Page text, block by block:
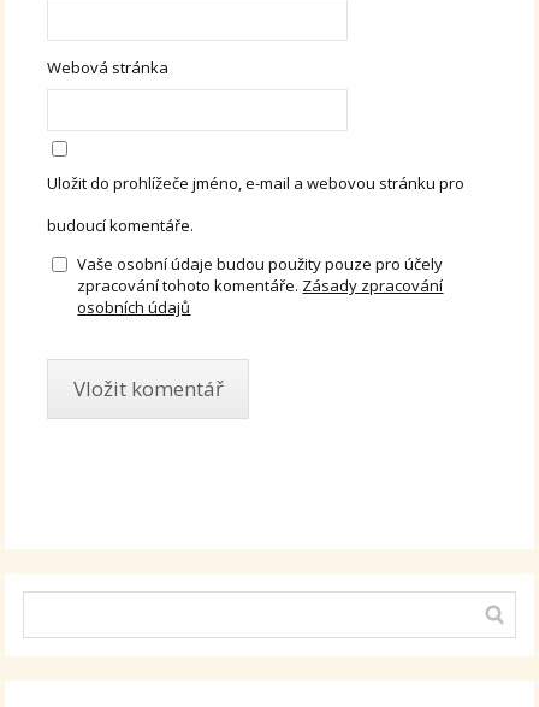
Webová stránka
Uložit do prohlížeče jméno, e-mail a webovou stránku pro
budoucí komentáře.
Vaše osobní údaje budou použity pouze pro účely
zpracování tohoto komentáře. Zásady zpracování
osobních údajů